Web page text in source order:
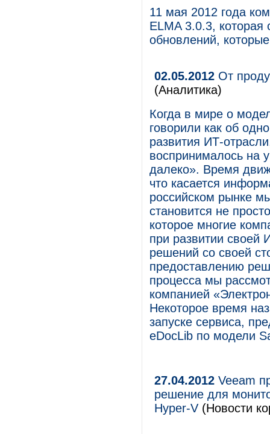
11 мая 2012 года
ELMA 3.0.3,
обновлений,
02.05.2012 От
(Аналитика)
Когда в мире о
говорили как об
развития ИТ-
воспринималось на
далеко». Время
что касается
российском рынке
становится не
которое многие
при развитии своей
решений со своей
предоставлению
процесса мы
компанией
Некоторое время
запуске сервиса,
eDocLib по модели
27.04.2012 Veeam
решение для
Hyper-V (Новости